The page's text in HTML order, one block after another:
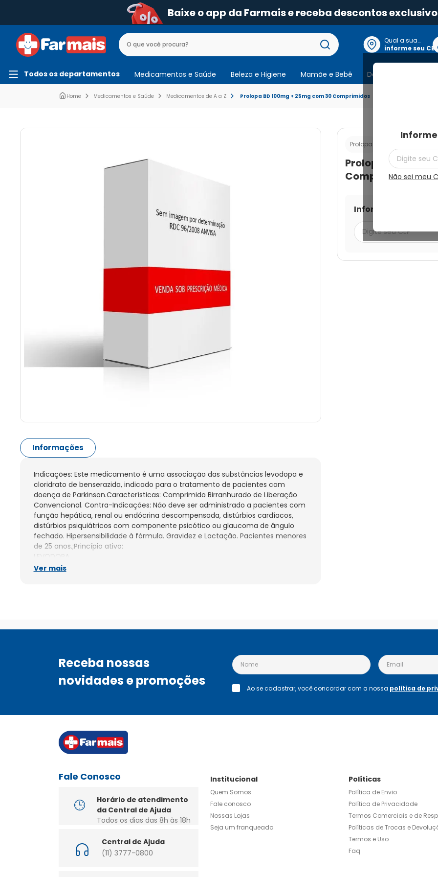
Baixe o app da Farmais e receba descontos
Qual a sua
localização?
informe seu CEP
Não sei meu
Todos os departamentos Medicamentos e Saúde Beleza e Higiene Mamãe e Bebê Dermocosmeticos
Medicamentos e Saúde Medicamentos de A a Z Prolopa BD 100mg + 25mg com 30 Comprimidos
Informações
Indicações: Este medicamento é uma associação das substâncias levodopa e
cloridrato de benserazida, indicado para o tratamento de pacientes com
doença de Parkinson.Características: Comprimido Birranhurado de Liberação
Convencional. Contra-Indicações: Não deve ser administrado a pacientes com
função hepática, renal ou endócrina descompensada, distúrbios cardíacos,
distúrbios psiquiátricos com componente psicótico ou glaucoma de ângulo
fechado. Hipersensibilidade à fórmula. Gravidez e Lactação. Pacientes menores
de 25 anos.;Princípio ativo:
, Ver mais
Prolopa
Prolopa BD 100mg
Comprimidos
Informe seu CEP
Receba nossas
novidades e promoções
Ao se cadastrar, você concordar com a nossa política de
Fale Conosco
Horário de atendimento
da Central de Ajuda
Todos os dias das 8h às 18h
Central de Ajuda
(11) 3777-0800
Institucional
Quem Somos
Fale conosco
Nossas Lojas
Seja um franqueado
Políticas
Política de Envio
Política de Privacidade
Termos Comerciais e de
Políticas de Trocas e
Termos e Uso
Faq